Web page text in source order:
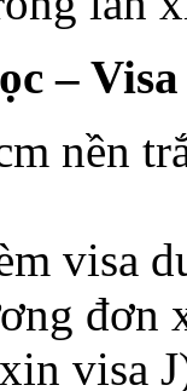
–
nền
visa
đơn
visa